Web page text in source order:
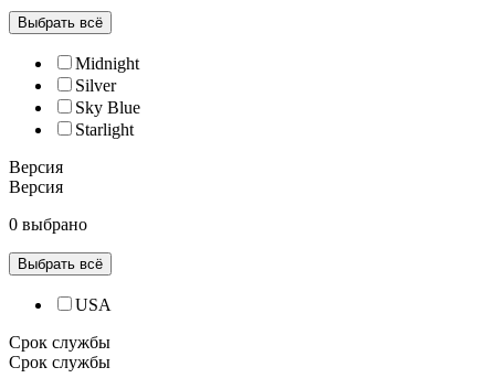
Выбрать всё
Midnight
Silver
Sky Blue
Starlight
Версия
Версия
0 выбрано
Выбрать всё
USA
Срок службы
Срок службы